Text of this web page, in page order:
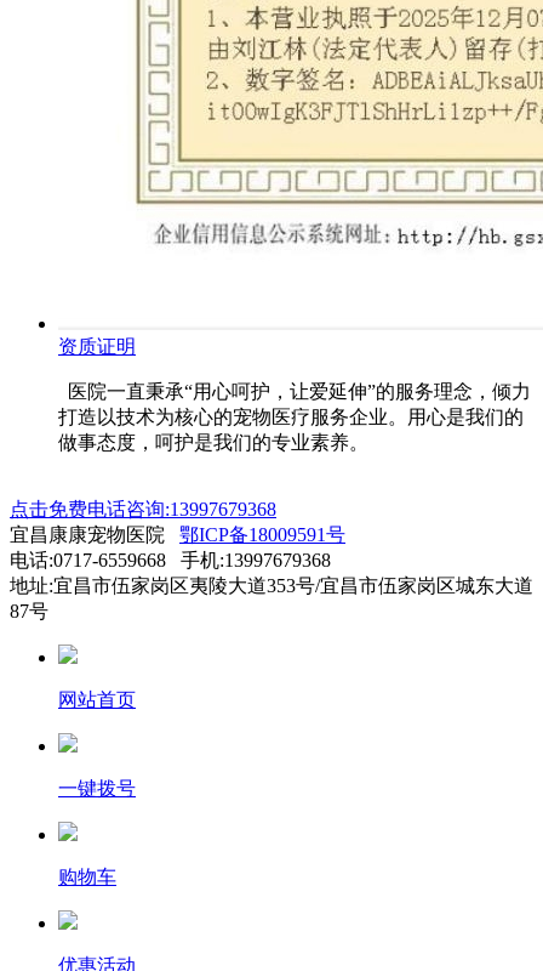
资质证明
医院一直秉承“用心呵护，让爱延伸”的服务理念，倾力
打造以技术为核心的宠物医疗服务企业。用心是我们的
做事态度，呵护是我们的专业素养。
点击免费电话咨询:13997679368
宜昌康康宠物医院 鄂ICP备18009591号
电话:0717-6559668 手机:13997679368
地址:宜昌市伍家岗区夷陵大道353号/宜昌市伍家岗区城东大道
87号
网站首页
一键拨号
购物车
优惠活动